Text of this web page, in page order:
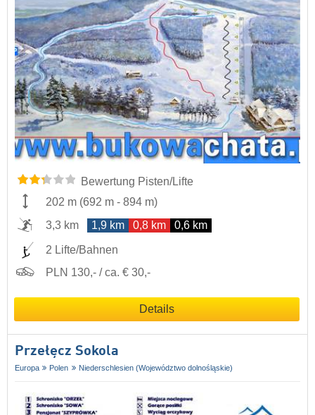
Bewertung Pisten/Lifte
202 m (692 m - 894 m)
3,3 km
1,9 km 0,8 km 0,6 km
2 Lifte/Bahnen
PLN 130,- / ca. € 30,-
Details
Przełęcz Sokola
Europa Polen Niederschlesien (Województwo dolnośląskie)